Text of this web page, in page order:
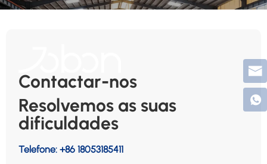
Contactar-nos
Resolvemos as suas
dificuldades
Telefone: +86 18053185411